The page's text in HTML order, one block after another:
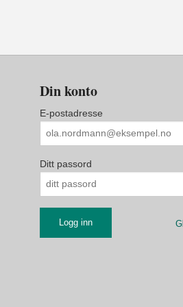
Din konto
E-postadresse
Ditt passord